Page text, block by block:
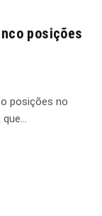
posições
posições no
que…